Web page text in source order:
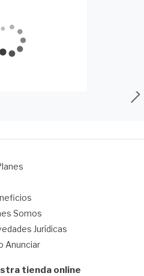
Somos
Jurídicas
Anunciar
tienda online